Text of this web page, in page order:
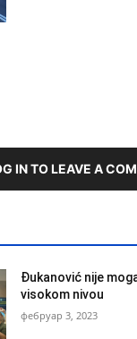
IN TO LEAVE A
Đukanović nije
visokom nivou
фебруар 3, 2023